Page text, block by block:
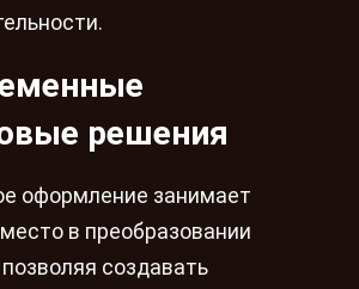
решения
оформление занимает
в преобразовании
создавать